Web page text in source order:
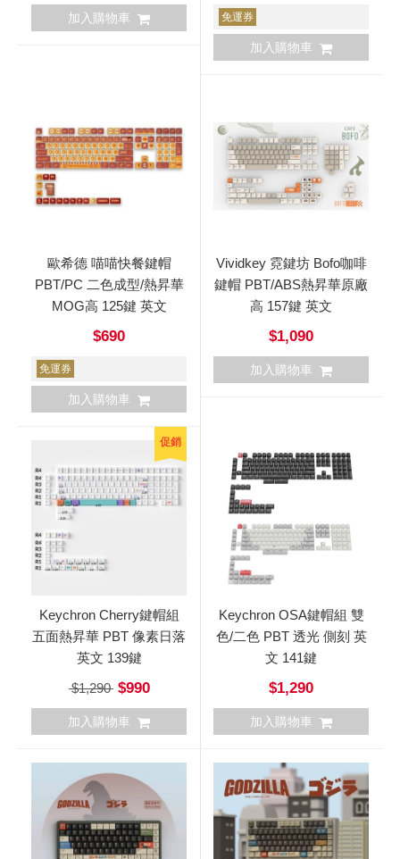
加入購物車 免運券
加入購物車
歐希德 喵喵快餐鍵帽
PBT/PC 二色成型/熱昇華
MOG高 125鍵 英文
$690
免運券
加入購物車
Vividkey 霓鍵坊 Bofo咖啡
鍵帽 PBT/ABS熱昇華原廠
高 157鍵 英文
$1,090
加入購物車
促銷
Keychron Cherry鍵帽組
五面熱昇華 PBT 像素日落
英文 139鍵
$1,290$990
加入購物車
Keychron OSA鍵帽組 雙
色/二色 PBT 透光 側刻 英
文 141鍵
$1,290
加入購物車